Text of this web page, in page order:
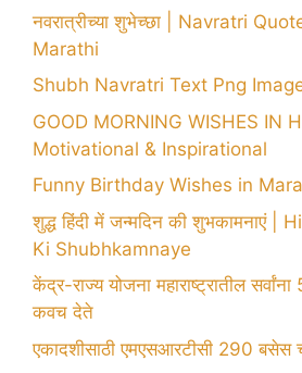
नवरात्रीच्या शुभेच्छा | Navratri
Marathi
Shubh Navratri Text Png
GOOD MORNING WISHES IN
Motivational & Inspirational
Funny Birthday Wishes in
शुद्ध हिंदी में जन्मदिन की शुभकामनाएं
Ki Shubhkamnaye
केंद्र-राज्य योजना महाराष्ट्रातील
कवच देते
एकादशीसाठी एमएसआरटीसी 290 बसेस